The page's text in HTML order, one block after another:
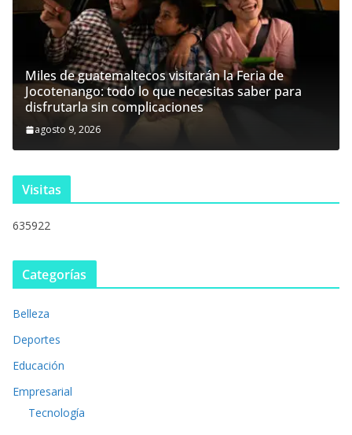
Miles de guatemaltecos visitarán la Feria de
Jocotenango: todo lo que necesitas saber para
disfrutarla sin complicaciones
agosto 9, 2026
Visitas
635922
Categorías
Belleza
Deportes
Educación
Empresarial
Tecnología